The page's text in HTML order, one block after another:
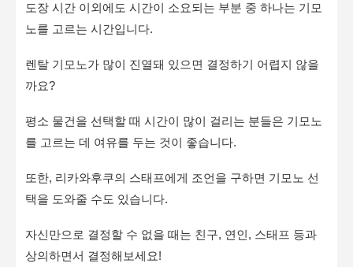
도장 시간 이외에도 시간이 소요되는 부분 중 하나는 기모
노를 고르는 시간입니다.
렌탈 기모노가 많이 진열돼 있으면 결정하기 어렵지 않을
까요?
평소 물건을 선택할 때 시간이 많이 걸리는 분들은 기모노
를 고르는 데 여유를 두는 것이 좋습니다.
또한, 리카와후쿠의 스태프에게 조언을 구하면 기모노 선
택을 도와줄 수도 있습니다.
자신만으로 결정할 수 없을 때는 친구, 연인, 스태프 등과
상의하면서 결정해보세요!